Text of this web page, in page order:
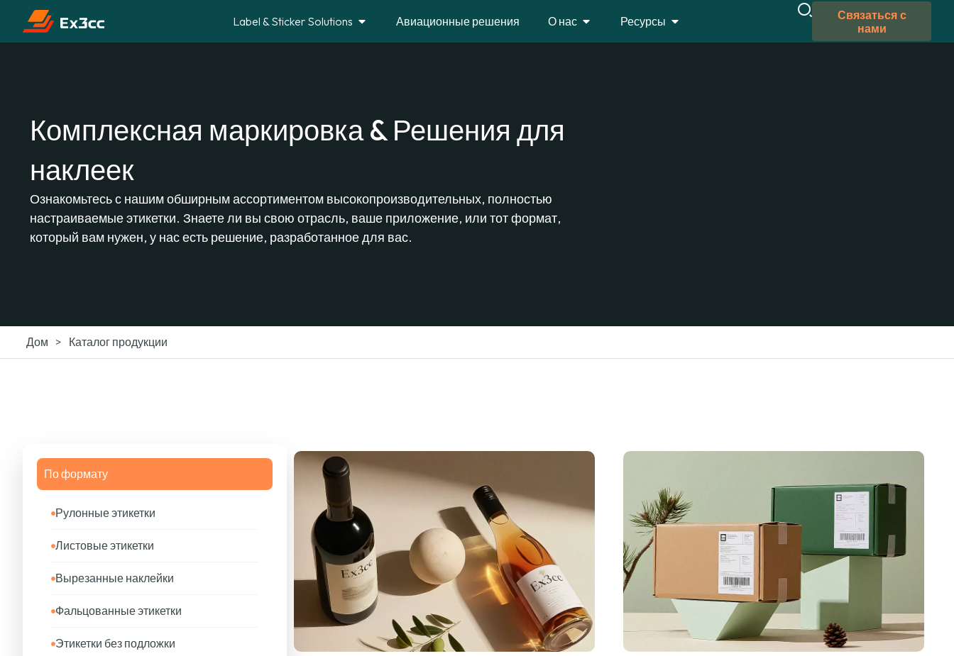
Label & Sticker Solutions Авиационные решения О нас Ресурсы
Связаться с
нами
Комплексная маркировка & Решения для
наклеек
Ознакомьтесь с нашим обширным ассортиментом высокопроизводительных, полностью
настраиваемые этикетки. Знаете ли вы свою отрасль, ваше приложение, или тот формат,
который вам нужен, у нас есть решение, разработанное для вас.
Дом > Каталог продукции
По формату
Рулонные этикетки
Листовые этикетки
Вырезанные наклейки
Фальцованные этикетки
Этикетки без подложки